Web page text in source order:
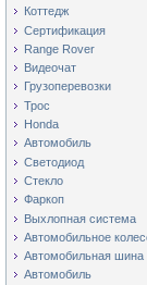
Коттедж
Сертификация
Range Rover
Видеочат
Грузоперевозки
Трос
Honda
Автомобиль
Светодиод
Стекло
Фаркоп
Выхлопная система
Автомобильное
Автомобильная шина
Автомобиль